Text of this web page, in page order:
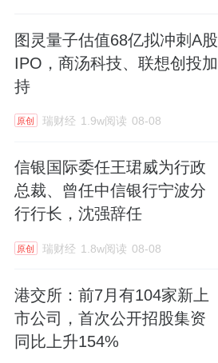
图灵量子估值68亿拟冲刺A股
IPO，商汤科技、联想创投加
持
原创 瑞财经 1.9w阅读 08-08
信银国际委任王珺威为行政
总裁、曾任中信银行宁波分
行行长，沈强辞任
原创 瑞财经 1.8w阅读 08-08
港交所：前7月有104家新上
市公司，首次公开招股集资
同比上升154%